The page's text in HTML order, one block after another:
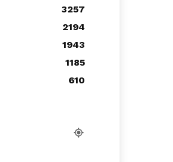
3257
2194
1943
1185
610